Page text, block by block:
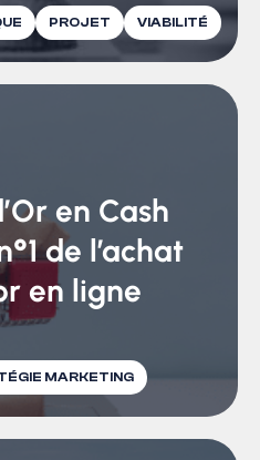
PROJET VIABILITÉ
en Cash
de l’achat
en ligne
MARKETING